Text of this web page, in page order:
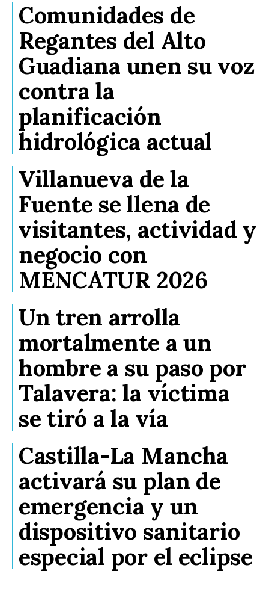
Comunidades de
Regantes del Alto
Guadiana unen su voz
contra la
planificación
hidrológica actual
Villanueva de la
Fuente se llena de
visitantes, actividad y
negocio con
MENCATUR 2026
Un tren arrolla
mortalmente a un
hombre a su paso por
Talavera: la víctima
se tiró a la vía
Castilla-La Mancha
activará su plan de
emergencia y un
dispositivo sanitario
especial por el eclipse